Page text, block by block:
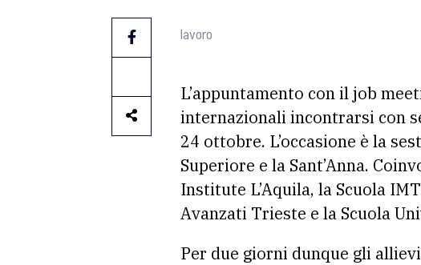
lavoro
L’appuntamento con il job
internazionali incontrarsi con
24 ottobre. L’occasione è la
Superiore e la Sant’Anna.
Institute L’Aquila, la Scuola
Avanzati Trieste e la Scuola
Per due giorni dunque gli